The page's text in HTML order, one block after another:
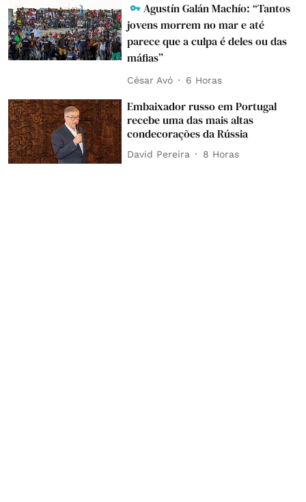
Agustín Galán Machío: “Tantos
jovens morrem no mar e até
parece que a culpa é deles ou das
máfias”
César Avó 6 Horas
Embaixador russo em Portugal
recebe uma das mais altas
condecorações da Rússia
David Pereira 8 Horas